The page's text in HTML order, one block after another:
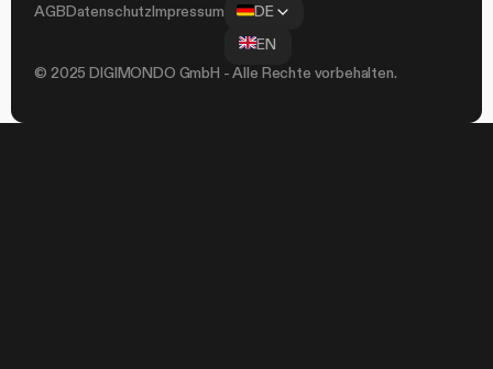
© 2025 DIGIMONDO GmbH - Alle Rechte vorbehalten.
AGBDatenschutzImpressum
DE
EN